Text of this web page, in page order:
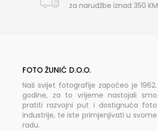
za narudžbe iznad 350 KM
FOTO ŽUNIĆ D.O.O.
Naš svijet fotografije započeo je 1962.
godine, za to vrijeme nastojali smo
pratiti razvojni put i dostignuća foto
industrije, te iste primjenjivati u svome
radu.